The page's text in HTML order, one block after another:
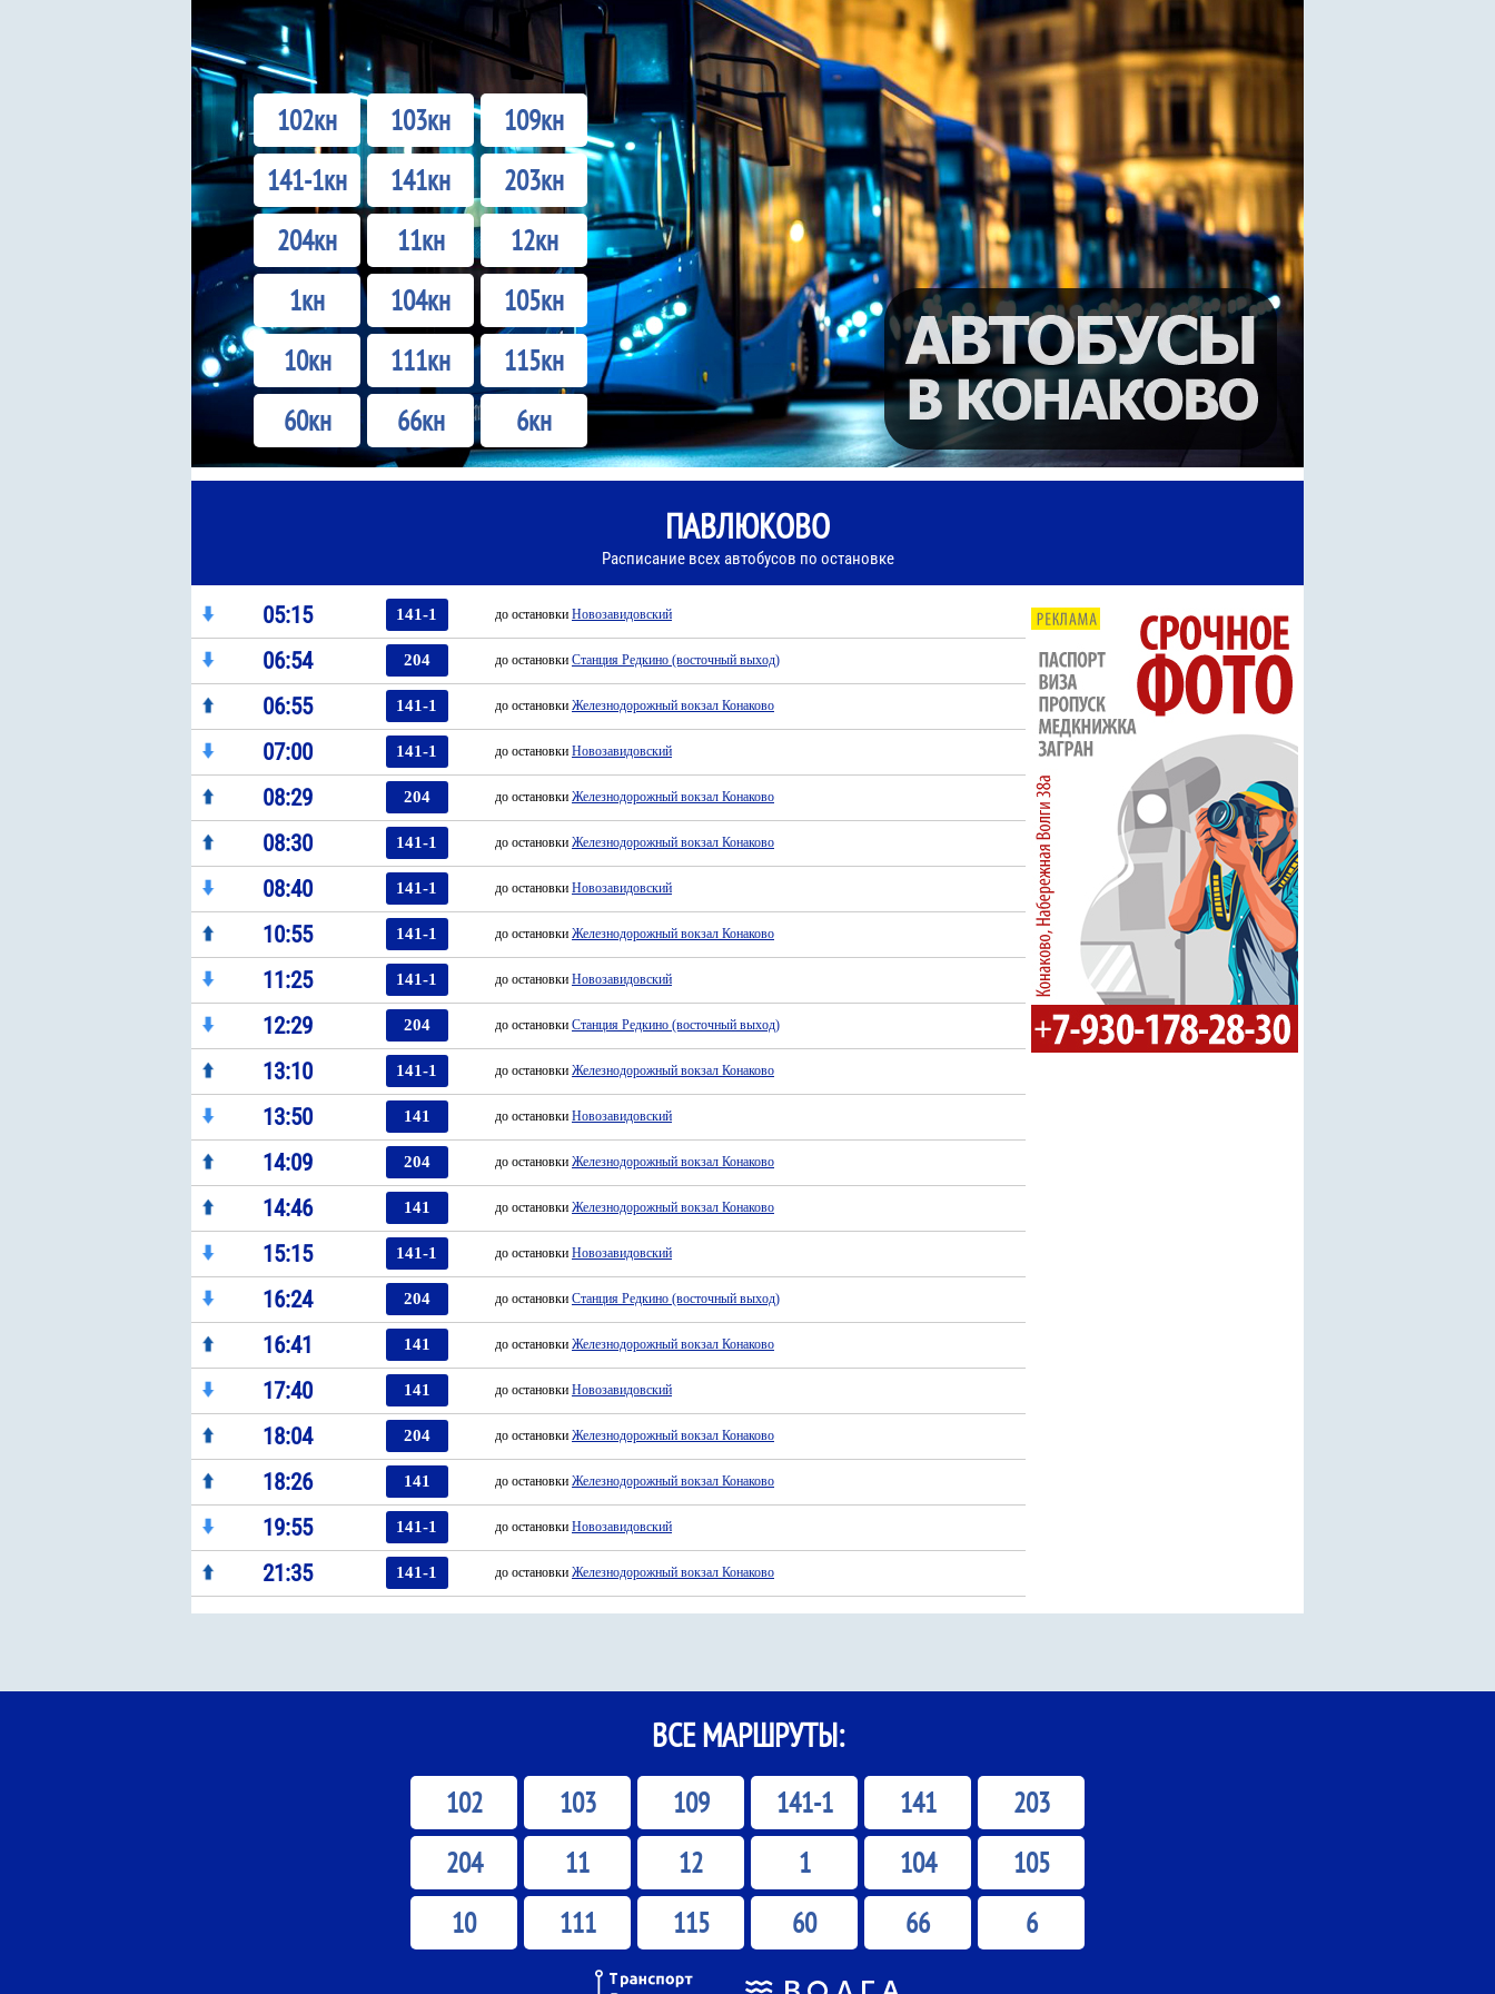
102кн 103кн
109кн
141-1кн
141кн
203кн
204кн
11кн
12кн
1кн
104кн
105кн
10кн
111кн
115кн
60кн
66кн 6кн
ПАВЛЮКОВО
Расписание всех автобусов по остановке
05:15 141-1 до остановки Новозавидовский
06:54 204 до остановки Станция Редкино (восточный выход)
06:55 141-1 до остановки Железнодорожный вокзал Конаково
07:00 141-1 до остановки Новозавидовский
08:29 204 до остановки Железнодорожный вокзал Конаково
08:30 141-1 до остановки Железнодорожный вокзал Конаково
08:40 141-1 до остановки Новозавидовский
10:55 141-1 до остановки Железнодорожный вокзал Конаково
11:25 141-1 до остановки Новозавидовский
12:29 204 до остановки Станция Редкино (восточный выход)
13:10 141-1 до остановки Железнодорожный вокзал Конаково
13:50 141 до остановки Новозавидовский
14:09 204 до остановки Железнодорожный вокзал Конаково
14:46 141 до остановки Железнодорожный вокзал Конаково
15:15 141-1 до остановки Новозавидовский
16:24 204 до остановки Станция Редкино (восточный выход)
16:41 141 до остановки Железнодорожный вокзал Конаково
17:40 141 до остановки Новозавидовский
18:04 204 до остановки Железнодорожный вокзал Конаково
18:26 141 до остановки Железнодорожный вокзал Конаково
19:55 141-1 до остановки Новозавидовский
21:35 141-1 до остановки Железнодорожный вокзал Конаково
ВСЕ МАРШРУТЫ:
102 103 109 141-1 141
203
204
11 12 1 104
105
10
111 115 60 66 6